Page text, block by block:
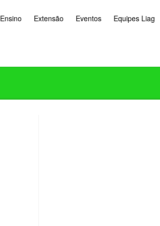
Ensino Extensão Eventos Equipes Liag